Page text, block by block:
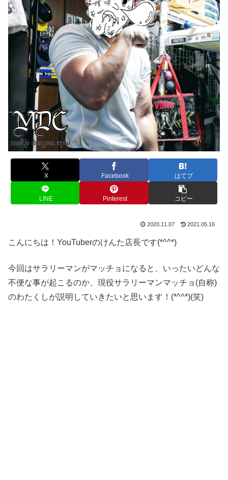
X Facebook はてブ
LINE Pinterest コピー
2020.11.07 2021.05.16
こんにちは！YouTuberのけんた店長です(*^^*)
今回はサラリーマンがマッチョになると、いったいどんな
不便な事が起こるのか、現役サラリーマンマッチョ(自称)
のわたくしが説明していきたいと思います！(*^^*)(笑)